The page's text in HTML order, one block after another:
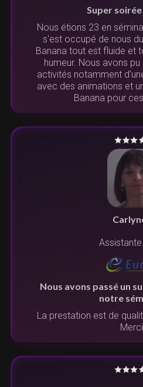
Super
Nous étions 23 en
s'est occupé de nous
Banana tout est fluide et
humeur. Nous avons
activités notamment
avec des animations et
Banana pour
Nous avons passé un
notre
La prestation est de